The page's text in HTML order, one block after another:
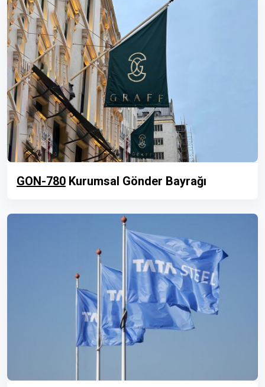
GON-780 Kurumsal Gönder Bayrağı